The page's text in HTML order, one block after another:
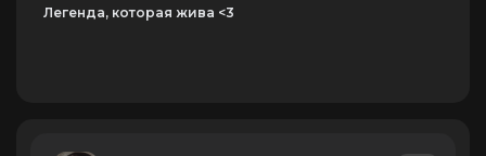
Легенда, которая жива <3